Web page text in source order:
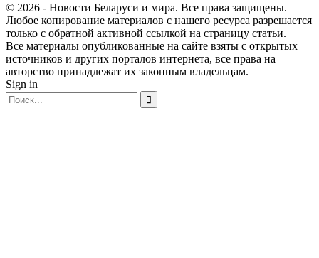
© 2026 - Новости Беларуси и мира. Все права защищены.
Любое копирование материалов с нашего ресурса разрешается
только с обратной активной ссылкой на страницу статьи.
Все материалы опубликованные на сайте взяты с открытых
источников и других порталов интернета, все права на
авторство принадлежат их законным владельцам.
Sign in